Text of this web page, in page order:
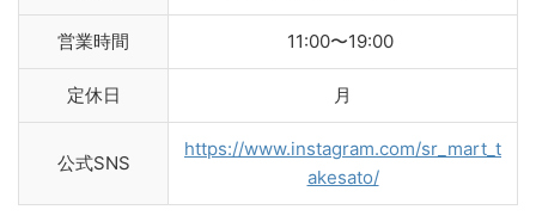
営業時間 11:00〜19:00
定休日 月
公式SNS
https://www.instagram.com/sr_mart_t
akesato/